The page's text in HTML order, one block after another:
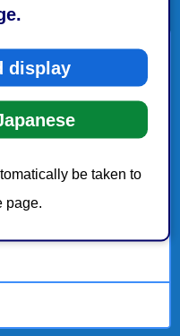
display
be taken to
page.
ます。
のご意見・ご提案